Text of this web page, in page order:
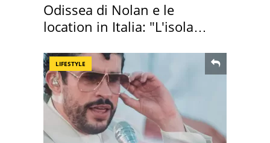
Odissea di Nolan e le
location in Italia: "L'isola
LIFESTYLE